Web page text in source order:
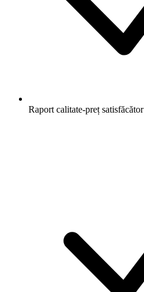
Raport calitate-preț satisfăcător